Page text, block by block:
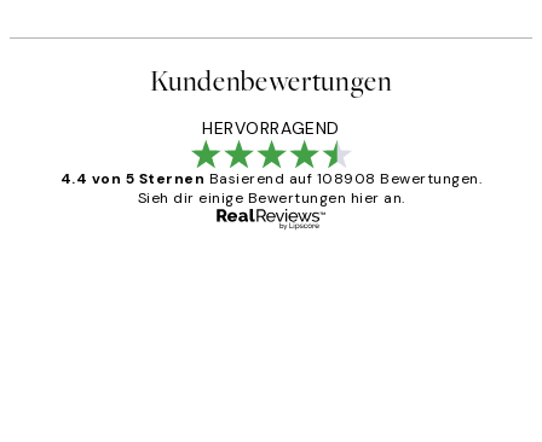
Kundenbewertungen
HERVORRAGEND
4.4 von 5 Sternen Basierend auf 108908 Bewertungen.
Sieh dir einige Bewertungen hier an.